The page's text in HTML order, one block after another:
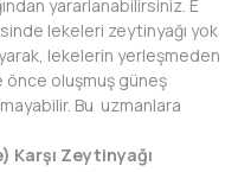
yararlanabilirsiniz. E
lekeleri zeytinyağı yok
lekelerin yerleşmeden
önce oluşmuş güneş
Bu uzmanlara
Karşı Zeytinyağı